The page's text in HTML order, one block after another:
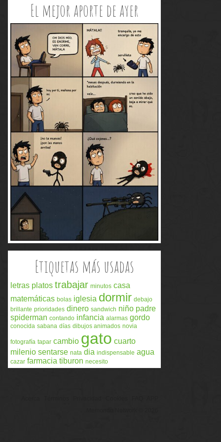
El mejor aporte de ayer
Etiquetas más usadas
letras platos trabajar minutos casa
matemáticas bolas iglesia dormir debajo
brillante prioridades dinero sandwich niño padre
spiderman contando infancia alarmas gordo
conocida sabana días dibujos animados novia
fotografía tapar cambio gato cuarto
milenio sentarse nata dia indispensable agua
cazar farmacia tiburon necesito